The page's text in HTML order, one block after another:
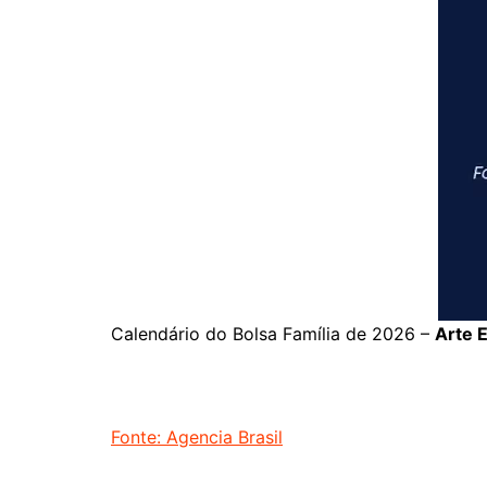
Calendário do Bolsa Família de 2026 – Arte
Fonte: Agencia Brasil